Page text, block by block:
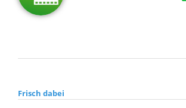
Frisch dabei